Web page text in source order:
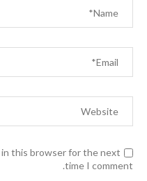
in this browser for the next
time I comment.